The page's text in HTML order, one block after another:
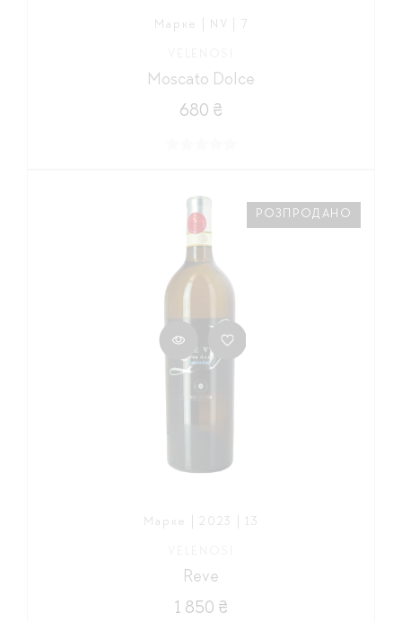
Марке | NV | 7
Moscato Dolce
680 ₴
Марке | 2023 | 13
Reve
1 850 ₴
РОЗПРОДАНО